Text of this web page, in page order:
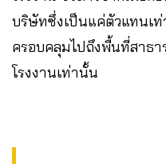
บริษัทซึ่งเป็นแค่ตัวแทนเ
ครอบคลุมไปถึงพื้นที่สาธ
โรงงานเท่านั้น